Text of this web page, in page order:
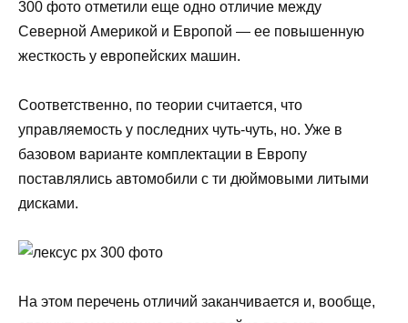
300 фото отметили еще одно отличие между
Северной Америкой и Европой — ее повышенную
жесткость у европейских машин.
Соответственно, по теории считается, что
управляемость у последних чуть-чуть, но. Уже в
базовом варианте комплектации в Европу
поставлялись автомобили с ти дюймовыми литыми
дисками.
На этом перечень отличий заканчивается и, вообще,